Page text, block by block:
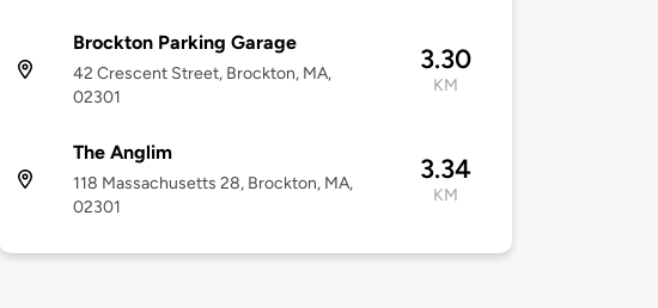
Brockton Parking Garage
42 Crescent Street, Brockton, MA,
02301
3.30
KM
The Anglim
118 Massachusetts 28, Brockton, MA,
02301
3.34
KM